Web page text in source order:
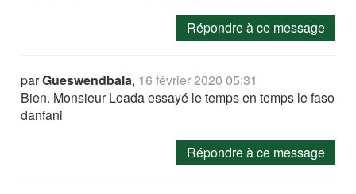
Répondre à ce message
parGueswendbala, 16 février 2020 05:31
Bien. Monsieur Loada essayé le temps en temps le faso
danfani
Répondre à ce message